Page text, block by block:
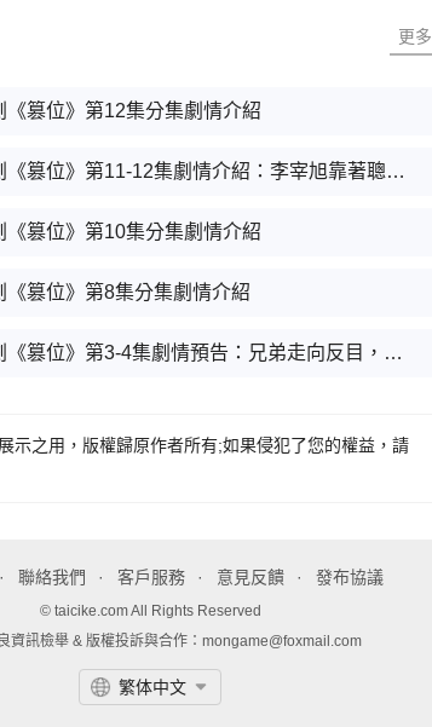
更多
《篡位》第12集分集劇情介紹
韓劇《篡位》第11-12集劇情介紹：李宰旭靠著聰明機智走上成王之路
《篡位》第10集分集劇情介紹
《篡位》第8集分集劇情介紹
韓劇《篡位》第3-4集劇情預告：兄弟走向反目，李瀨榮終於露出反派面孔
示之用，版權歸原作者所有;如果侵犯了您的權益，請
聯絡我們 客戶服務 意見反饋 發布協議
© taicike.com All Rights Reserved
資訊檢舉 & 版權投訴與合作：mongame@foxmail.com
繁体中文